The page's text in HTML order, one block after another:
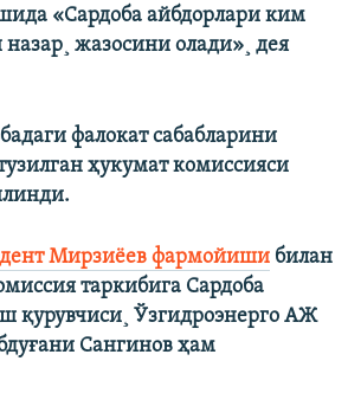
«Сардоба айбдорлари ким
жазосини олади»¸ дея
фалокат сабабларини
ҳукумат комиссияси
Мирзиëев фармойиши билан
таркибига Сардоба
қурувчиси¸ Ўзгидроэнерго АЖ
Сангинов ҳам